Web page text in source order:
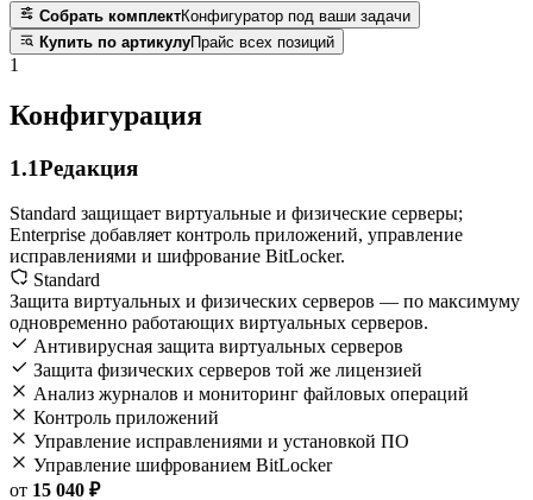
Собрать комплектКонфигуратор под ваши задачи
Купить по артикулуПрайс всех позиций
1
Конфигурация
1.1Редакция
Standard защищает виртуальные и физические серверы;
Enterprise добавляет контроль приложений, управление
исправлениями и шифрование BitLocker.
Standard
Защита виртуальных и физических серверов — по максимуму
одновременно работающих виртуальных серверов.
Антивирусная защита виртуальных серверов
Защита физических серверов той же лицензией
Анализ журналов и мониторинг файловых операций
Контроль приложений
Управление исправлениями и установкой ПО
Управление шифрованием BitLocker
от 15 040 ₽